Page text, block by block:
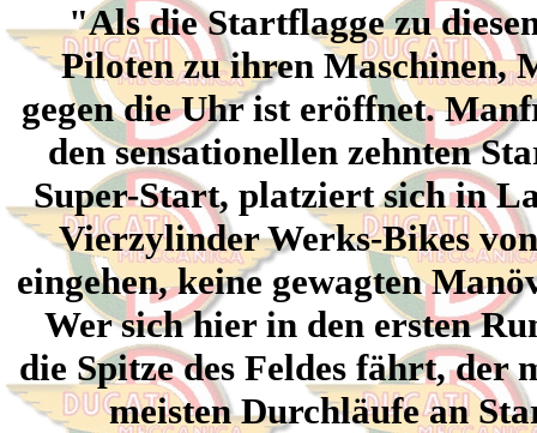
"Als die Startflagge zu
Piloten zu ihren Maschinen,
gegen die Uhr ist eröffnet.
den sensationellen zehnten
Super-Start, platziert sich in
Vierzylinder Werks-Bikes
eingehen, keine gewagten
Wer sich hier in den ersten
die Spitze des Feldes fährt, der
meisten Durchläufe an